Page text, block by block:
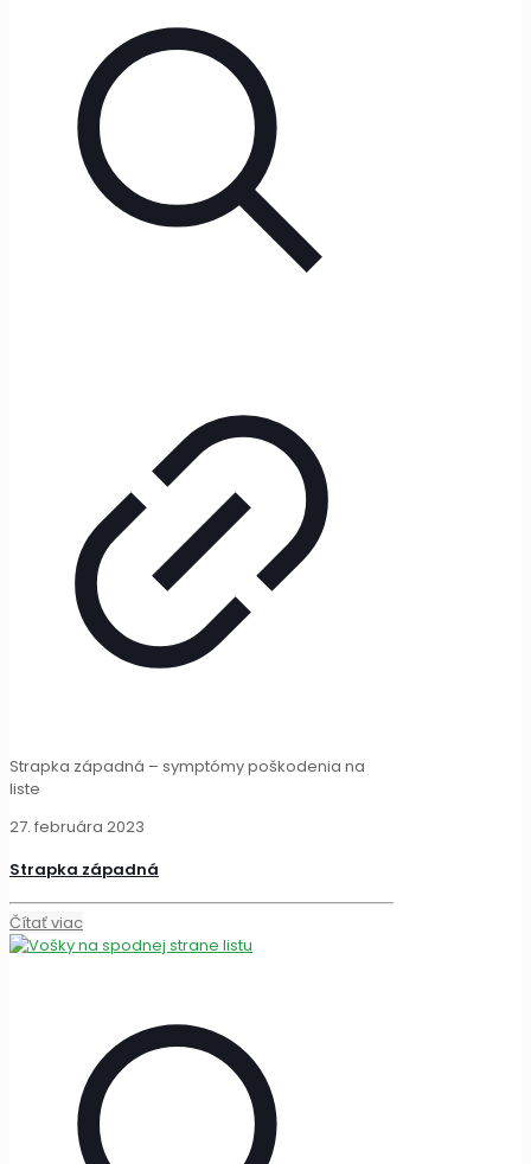
Strapka západná – symptómy poškodenia na
liste
27. februára 2023
Strapka západná
Čítať viac